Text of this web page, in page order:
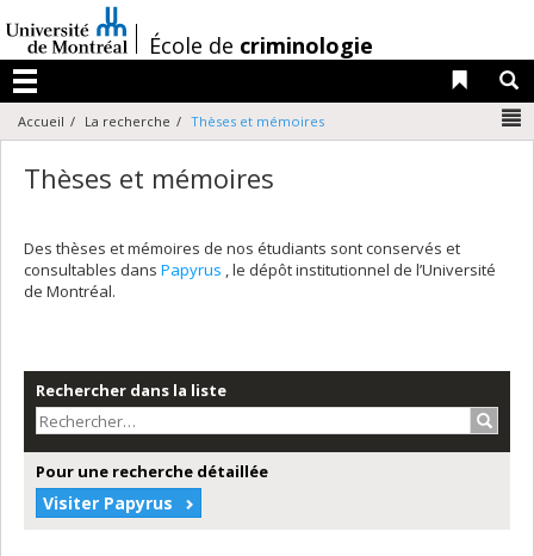
au
contenu
/École de criminologie
Menu
Liens
Accueil La recherche Thèses et mémoires
Thèses et mémoires
Des thèses et mémoires de nos étudiants sont conservés et
consultables dans Papyrus , le dépôt institutionnel de l’Université
de Montréal.
Rechercher dans la liste
Pour une recherche détaillée
Visiter Papyrus